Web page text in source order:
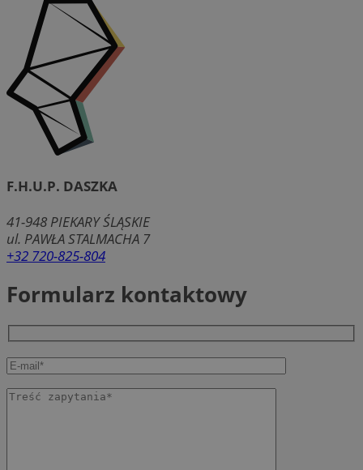
F.H.U.P. DASZKA
41-948 PIEKARY ŚLĄSKIE
ul. PAWŁA STALMACHA 7
+32 720-825-804
Formularz kontaktowy